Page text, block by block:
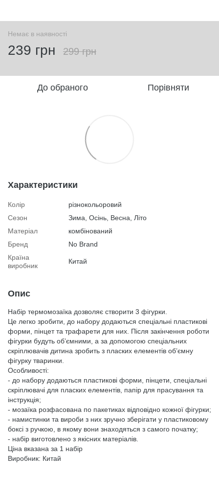
Немає в наявності
239 грн 299 грн
До обраного Порівняти
Характеристики
Колір
різнокольоровий
Сезон
Зима, Осінь, Весна, Літо
Матеріал
комбінований
Бренд
No Brand
Країна
виробник
Китай
Опис
Набір термомозаїка дозволяє створити 3 фігурки.
Це легко зробити, до набору додаються спеціальні пластикові
форми, пінцет та трафарети для них. Після закінчення роботи
фігурки будуть об’ємними, а за допомогою спеціальних
скріплювачів дитина зробить з пласких елементів об’ємну
фігурку тваринки.
Особливості:
- до набору додаються пластикові форми, пінцети, спеціальні
скріплювачі для пласких елементів, папір для прасування та
інструкція;
- мозаїка розфасована по пакетиках відповідно кожної фігурки;
- намистинки та вироби з них зручно зберігати у пластиковому
боксі з ручкою, в якому вони знаходяться з самого початку;
- набір виготовлено з якісних матеріалів.
Ціна вказана за 1 набір
Виробник: Китай